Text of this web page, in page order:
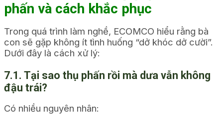
phấn và cách khắc phục
Trong quá trình làm nghề, ECOMCO hiểu rằng bà
con sẽ gặp không ít tình huống “dở khóc dở cười”.
Dưới đây là cách xử lý:
7.1. Tại sao thụ phấn rồi mà dưa vẫn không
đậu trái?
Có nhiều nguyên nhân: